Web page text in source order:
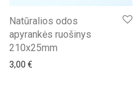
Natūralios odos
apyrankės ruošinys
210x25mm
3,00 €